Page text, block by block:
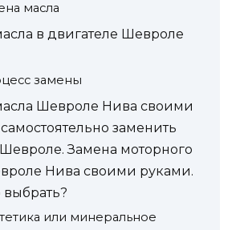
масла
в двигателе Шевроле
замены
Шевроле Нива своими
заменить
Замена моторного
Нива своими руками.
выбрать?
или минеральное